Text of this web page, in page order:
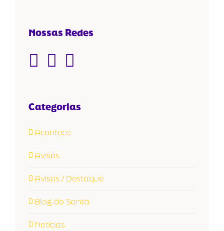
Nossas Redes
Categorias
Acontece
Avisos
Avisos / Destaque
Blog do Santa
Notícias